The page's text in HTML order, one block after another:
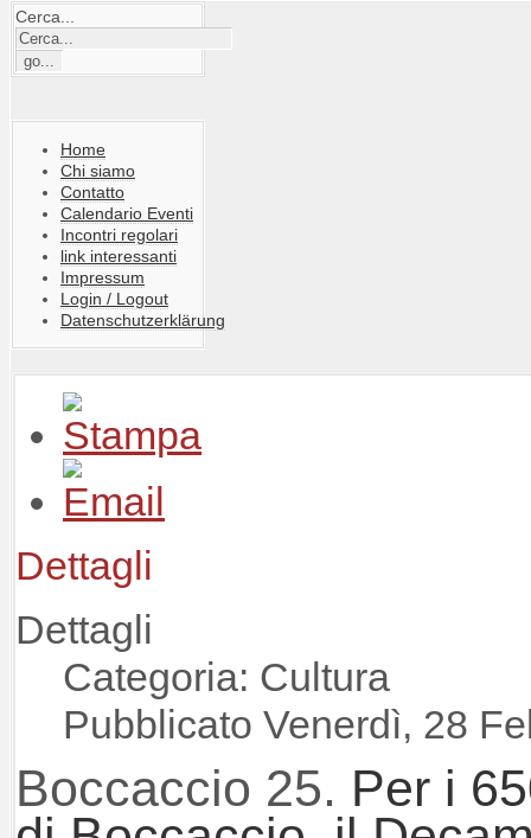
Cerca...
Home
Chi siamo
Contatto
Calendario Eventi
Incontri regolari
link interessanti
Impressum
Login / Logout
Datenschutzerklärung
Dettagli
Dettagli
Categoria: Cultura
Pubblicato Venerdì, 28
Boccaccio 25. Per i